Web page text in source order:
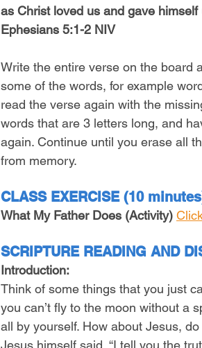
as Christ loved us and gave
Ephesians 5:1-2 NIV
Write the entire verse on the board
some of the words, for example
read the verse again with the
words that are 3 letters long, and
again. Continue until you erase all
from memory.
CLASS EXERCISE (10
What My Father Does (Activity)
SCRIPTURE READING AND
Introduction:
Think of some things that you just
you can’t fly to the moon without a
all by yourself. How about Jesus,
Jesus himself said, “I tell you the